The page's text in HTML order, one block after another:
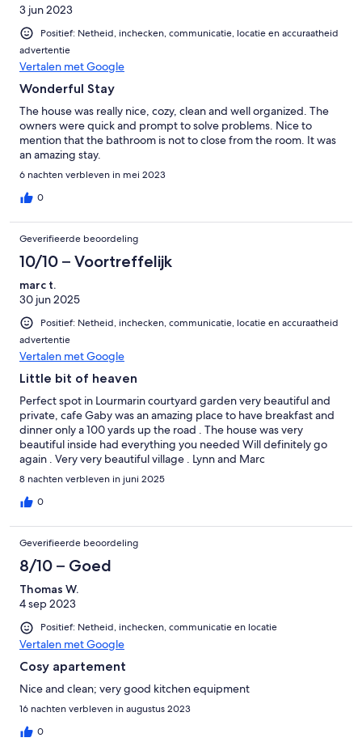
3 jun 2023
Positief: Netheid, inchecken, communicatie, locatie en accuraatheid
advertentie
Vertalen met Google
Wonderful Stay
The house was really nice, cozy, clean and well organized. The
owners were quick and prompt to solve problems. Nice to
mention that the bathroom is not to close from the room. It was
an amazing stay.
6 nachten verbleven in mei 2023
0
Geverifieerde beoordeling
10/10 – Voortreffelijk
marc t.
30 jun 2025
Positief: Netheid, inchecken, communicatie, locatie en accuraatheid
advertentie
Vertalen met Google
Little bit of heaven
Perfect spot in Lourmarin courtyard garden very beautiful and
private, cafe Gaby was an amazing place to have breakfast and
dinner only a 100 yards up the road . The house was very
beautiful inside had everything you needed Will definitely go
again . Very very beautiful village . Lynn and Marc
8 nachten verbleven in juni 2025
0
Geverifieerde beoordeling
8/10 – Goed
Thomas W.
4 sep 2023
Positief: Netheid, inchecken, communicatie en locatie
Vertalen met Google
Cosy apartement
Nice and clean; very good kitchen equipment
16 nachten verbleven in augustus 2023
0